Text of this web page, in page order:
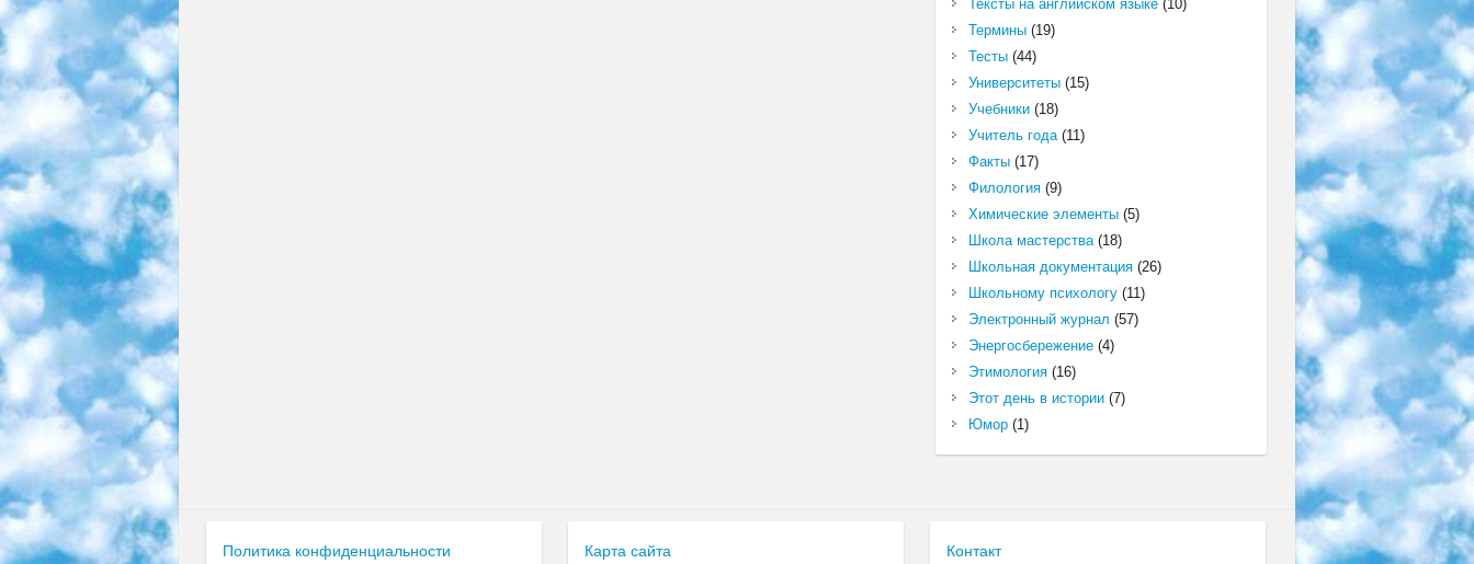
Тексты на английском языке(10)
Термины(19)
Тесты(44)
Университеты(15)
Учебники(18)
Учитель года(11)
Факты(17)
Филология(9)
Химические элементы(5)
Школа мастерства(18)
Школьная документация(26)
Школьному психологу(11)
Электронный журнал (57)
Энергосбережение(4)
Этимология(16)
Этот день в истории(7)
Юмор(1)
Политика конфиденциальности Карта сайта Контакт